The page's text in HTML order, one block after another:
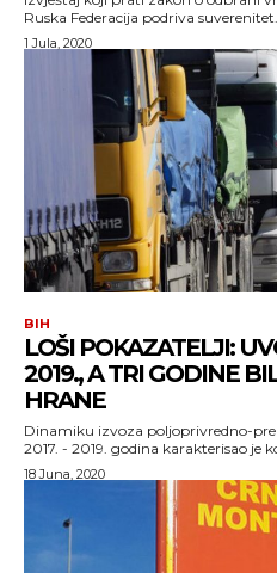
Ruska Federacija podriva suverenitet...
1 Jula, 2020
BIH
LOŠI POKAZATELJI:
2019., A TRI GODINE
HRANE
Dinamiku izvoza poljoprivredno-
2017. - 2019. godina karakterisao je
18 Juna, 2020